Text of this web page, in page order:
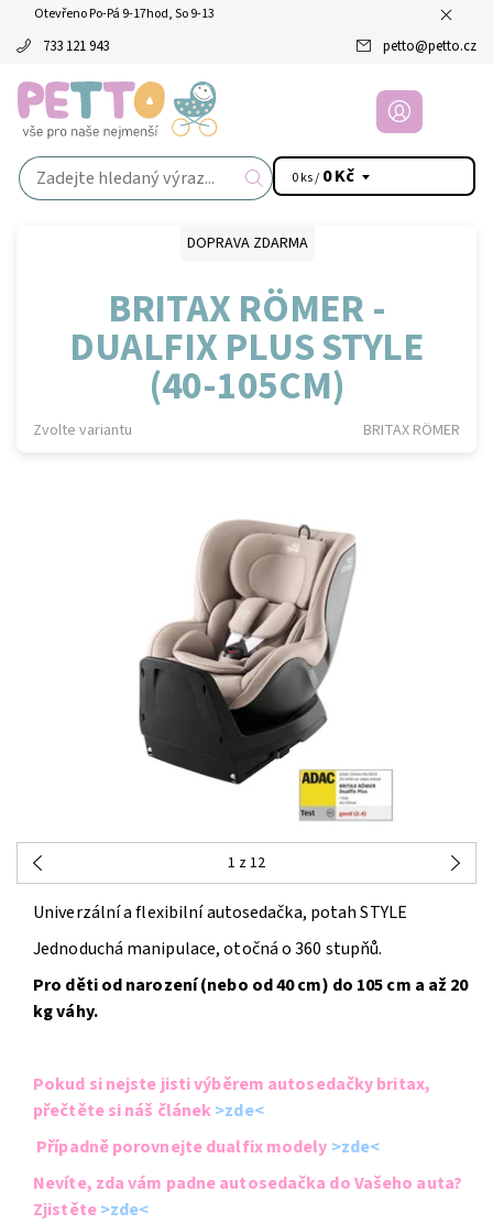
Otevřeno Po-Pá 9-17hod, So 9-13
733 121 943 petto@petto.cz
0 ks / 0 Kč
DOPRAVA ZDARMA
BRITAX RÖMER -
DUALFIX PLUS STYLE
(40-105CM)
Zvolte variantu BRITAX RÖMER
1 z 12
Univerzální a flexibilní autosedačka, potah STYLE
Jednoduchá manipulace, otočná o 360 stupňů.
Pro děti od narození (nebo od 40 cm) do 105 cm a až 20
kg váhy.
Pokud si nejste jisti výběrem autosedačky britax,
přečtěte si náš článek>zde<
Případně porovnejte dualfix modely >zde<
Nevíte, zda vám padne autosedačka do Vašeho auta?
Zjistěte>zde<